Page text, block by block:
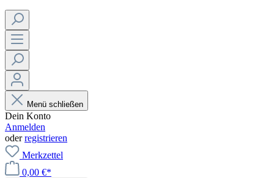
Menü schließen
Dein Konto
Anmelden
oderregistrieren
Merkzettel
0,00 €*